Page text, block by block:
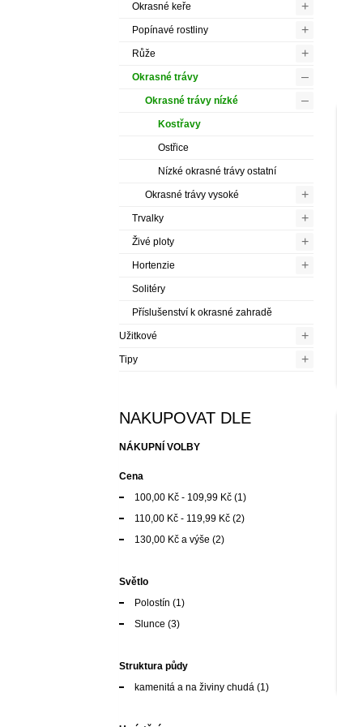
Okrasné keře +
Popínavé rostliny +
Růže +
Okrasné trávy –
Okrasné trávy nízké –
Kostřavy
Ostřice
Nízké okrasné trávy ostatní
Okrasné trávy vysoké +
Trvalky +
Živé ploty +
Hortenzie +
Solitéry
Příslušenství k okrasné zahradě
Užitkové +
Tipy +
NAKUPOVAT DLE
NÁKUPNÍ VOLBY
Cena
100,00 Kč - 109,99 Kč (1)
110,00 Kč - 119,99 Kč (2)
130,00 Kč a výše (2)
Světlo
Polostín (1)
Slunce (3)
Struktura půdy
kamenitá a na živiny chudá (1)